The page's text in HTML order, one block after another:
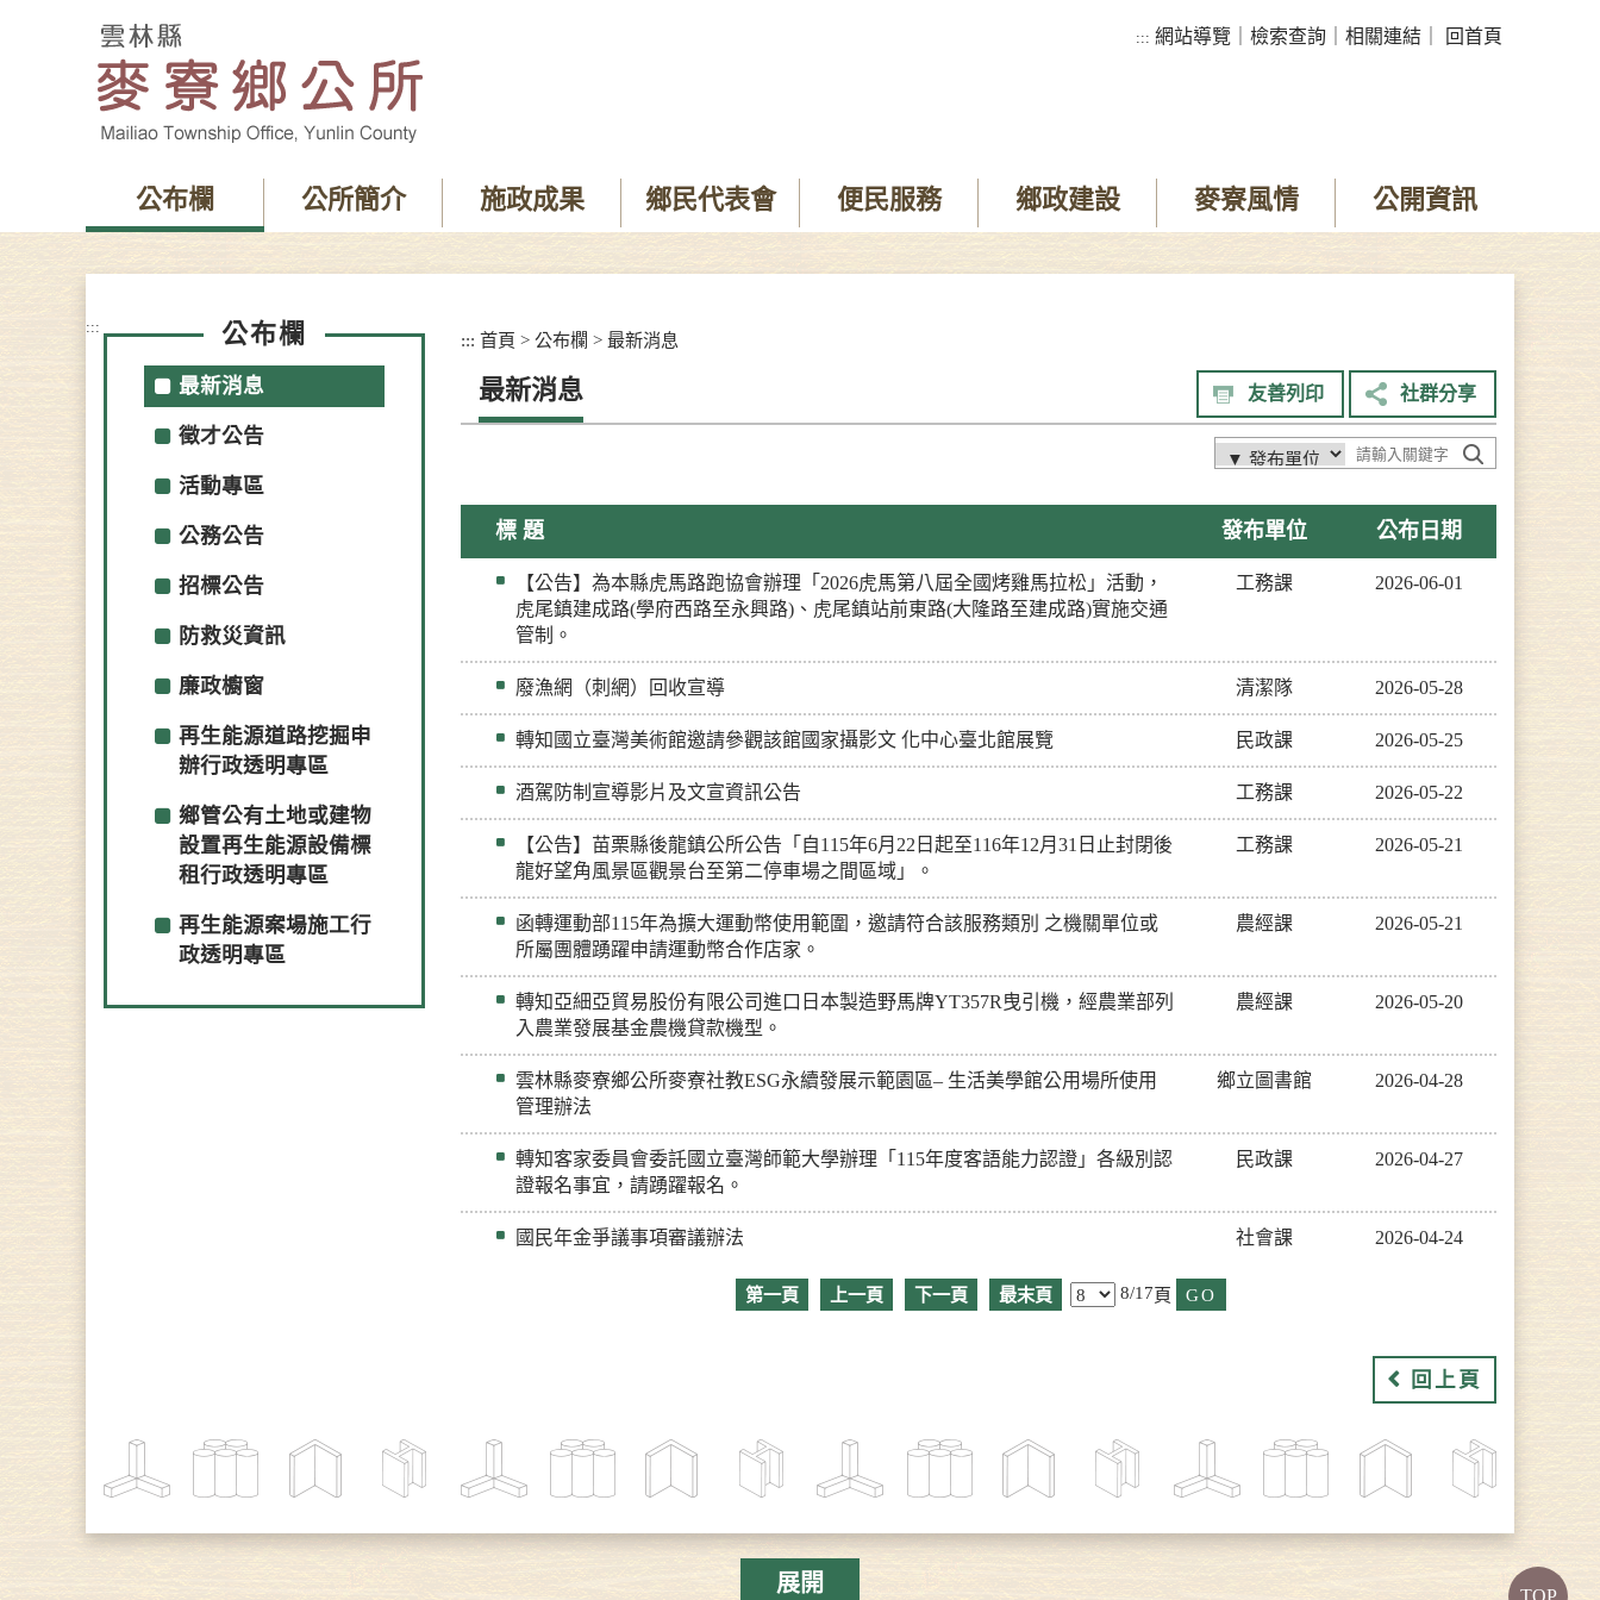
::: 網站導覽 檢索查詢 相關連結 回首頁
公布欄 公所簡介 施政成果 鄉民代表會 便民服務 鄉政建設 麥寮風情 公開資訊
::: 公布欄
最新消息
徵才公告
活動專區
公務公告
招標公告
防救災資訊
廉政櫥窗
再生能源道路挖掘申
辦行政透明專區
鄉管公有土地或建物
設置再生能源設備標
租行政透明專區
再生能源案場施工行
政透明專區
::: 首頁 > 公布欄 > 最新消息
最新消息 友善列印 社群分享
標 題 發布單位 公布日期
【公告】為本縣虎馬路跑協會辦理「2026虎馬第八屆全國烤雞馬拉松」活動，
虎尾鎮建成路(學府西路至永興路)、虎尾鎮站前東路(大隆路至建成路)實施交通
管制。
工務課 2026-06-01
廢漁網（刺網）回收宣導 清潔隊 2026-05-28
轉知國立臺灣美術館邀請參觀該館國家攝影文 化中心臺北館展覽 民政課 2026-05-25
酒駕防制宣導影片及文宣資訊公告 工務課 2026-05-22
【公告】苗栗縣後龍鎮公所公告「自115年6月22日起至116年12月31日止封閉後
龍好望角風景區觀景台至第二停車場之間區域」。
工務課 2026-05-21
函轉運動部115年為擴大運動幣使用範圍，邀請符合該服務類別 之機關單位或
所屬團體踴躍申請運動幣合作店家。
農經課 2026-05-21
轉知亞細亞貿易股份有限公司進口日本製造野馬牌YT357R曳引機，經農業部列
入農業發展基金農機貸款機型。
農經課 2026-05-20
雲林縣麥寮鄉公所麥寮社教ESG永續發展示範園區– 生活美學館公用場所使用
管理辦法
鄉立圖書館 2026-04-28
轉知客家委員會委託國立臺灣師範大學辦理「115年度客語能力認證」各級別認
證報名事宜，請踴躍報名。
民政課 2026-04-27
國民年金爭議事項審議辦法 社會課 2026-04-24
第一頁 上一頁 下一頁 最末頁 8/17頁
回上頁
展開